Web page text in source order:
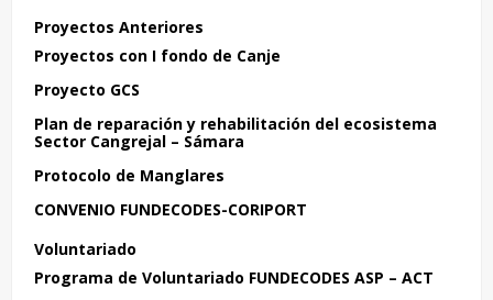
Proyectos Anteriores
Proyectos con I fondo de Canje
Proyecto GCS
Plan de reparación y rehabilitación del ecosistema
Sector Cangrejal – Sámara
Protocolo de Manglares
CONVENIO FUNDECODES-CORIPORT
Voluntariado
Programa de Voluntariado FUNDECODES ASP – ACT